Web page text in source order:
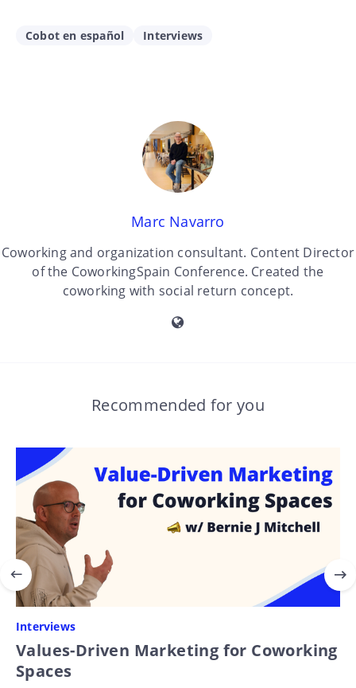
Cobot en español Interviews
Marc Navarro
Coworking and organization consultant. Content Director
of the CoworkingSpain Conference. Created the
coworking with social return concept.
Recommended for you
Interviews
Values-Driven Marketing for Coworking
Spaces